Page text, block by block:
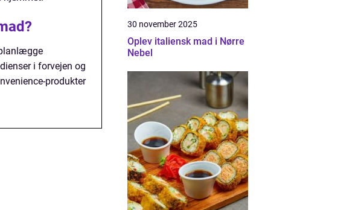
i forvejen og
produkter
30 november 2025
Oplev italiensk mad i Nørre
Nebel